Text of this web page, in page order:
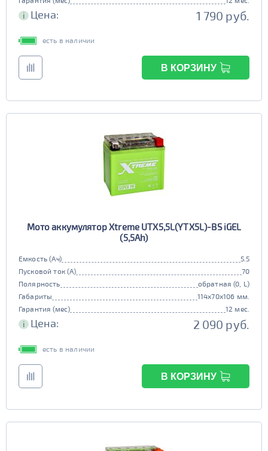
i Цена: 1 790 руб.
есть в наличии
В КОРЗИНУ
Мото аккумулятор Xtreme UTX5,5L(YTX5L)-BS iGEL
(5,5Ah)
Емкость (Ач)
5.5
Пусковой ток (А)
70
Полярность
обратная (0, L)
Габариты
114x70x106 мм.
Гарантия (мес)
12 мес.
i Цена: 2 090 руб.
есть в наличии
В КОРЗИНУ